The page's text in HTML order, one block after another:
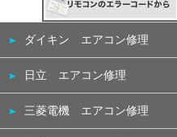
ダイキン エアコン修理
日立 エアコン修理
三菱電機 エアコン修理